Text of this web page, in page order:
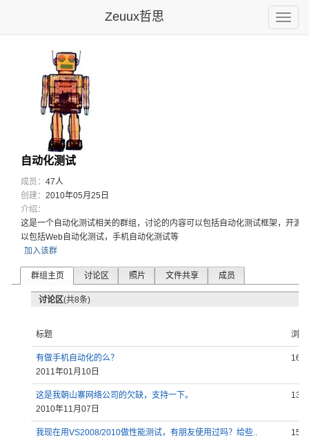
Toggle
Zeuux哲思
自动化测试
成员： 47人
创建： 2010年05月25日
介绍：
这是一个自动化测试相关的群组， 讨论的内容可以包括自动化测试框架，开源
以包括Web自动化测试，手机自动化测试等
加入该群
群组主页 讨论区 照片 文件共享 成员
讨论区(共8条)
标题 浏览
有做手机自动化的么？
2011年01月10日
这是我朝山寨网络公司的欠缺，支持一下。
2010年11月07日
我现在用VS2008/2010做性能测试，有朋友使用过吗？给些..